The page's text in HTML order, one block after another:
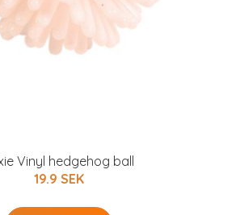
Vinyl hedgehog ball
19.9 SEK